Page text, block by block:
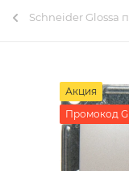
Schneider Glossa
Акция
Промокод